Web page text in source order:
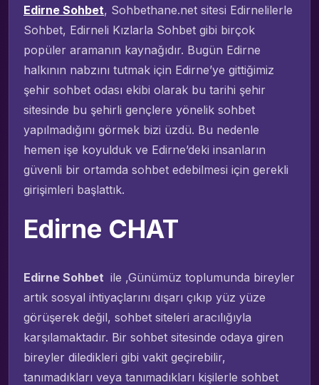
Edirne Sohbet, Sohbethane.net sitesi Edirnelilerle
Sohbet, Edirneli Kızlarla Sohbet gibi birçok
popüler aramanın kaynağıdır. Bugün Edirne
halkının nabzını tutmak için Edirne’ye gittiğimiz
şehir sohbet odası ekibi olarak bu tarihi şehir
sitesinde bu şehirli gençlere yönelik sohbet
yapılmadığını görmek bizi üzdü. Bu nedenle
hemen işe koyulduk ve Edirne’deki insanların
güvenli bir ortamda sohbet edebilmesi için gerekli
girişimleri başlattık.
Edirne CHAT
Edirne Sohbet ile ,Günümüz toplumunda bireyler
artık sosyal ihtiyaçlarını dışarı çıkıp yüz yüze
görüşerek değil, sohbet siteleri aracılığıyla
karşılamaktadır. Bir sohbet sitesinde odaya giren
bireyler diledikleri gibi vakit geçirebilir,
tanımadıkları veya tanımadıkları kişilerle sohbet